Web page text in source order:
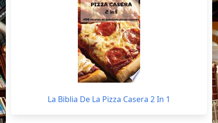
La Biblia De La Pizza Casera 2 In 1